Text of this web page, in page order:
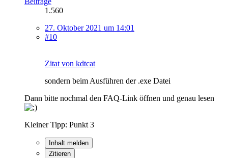
1.560
27. Oktober 2021 um 14:01
#10
Zitat von kdtcat
sondern beim Ausführen der .exe Datei
Dann bitte nochmal den FAQ-Link öffnen und genau lesen
Kleiner Tipp: Punkt 3
Inhalt melden
Zitieren